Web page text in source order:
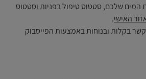
המים שלכם, סטטוס טיפול בפניות וסטטוס
האישי.
קשר בקלות ובנוחות באמצעות הפייסבוק